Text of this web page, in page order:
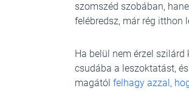
szomszéd szobában,
felébredsz, már rég itthon
Ha belül nem érzel
csudába a leszoktatást,
magától felhagy azzal,